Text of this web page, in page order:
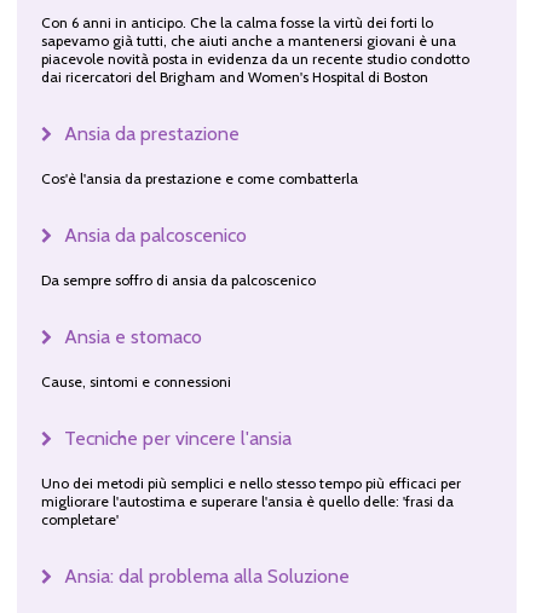
Con 6 anni in anticipo. Che la calma fosse la virtù dei forti lo
sapevamo già tutti, che aiuti anche a mantenersi giovani è una
piacevole novità posta in evidenza da un recente studio condotto
dai ricercatori del Brigham and Women's Hospital di Boston
Ansia da prestazione
Cos'è l'ansia da prestazione e come combatterla
Ansia da palcoscenico
Da sempre soffro di ansia da palcoscenico
Ansia e stomaco
Cause, sintomi e connessioni
Tecniche per vincere l'ansia
Uno dei metodi più semplici e nello stesso tempo più efficaci per
migliorare l'autostima e superare l'ansia è quello delle: 'frasi da
completare'
Ansia: dal problema alla Soluzione